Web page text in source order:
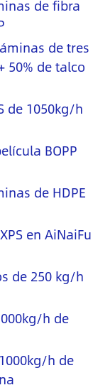
de fibra
de tres
50% de talco
de 1050kg/h
BOPP
de HDPE
en AiNaiFu
de 250 kg/h
h de
h de